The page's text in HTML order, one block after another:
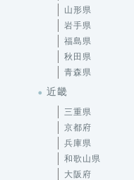
山形県
岩手県
福島県
秋田県
青森県
近畿
三重県
京都府
兵庫県
和歌山県
大阪府